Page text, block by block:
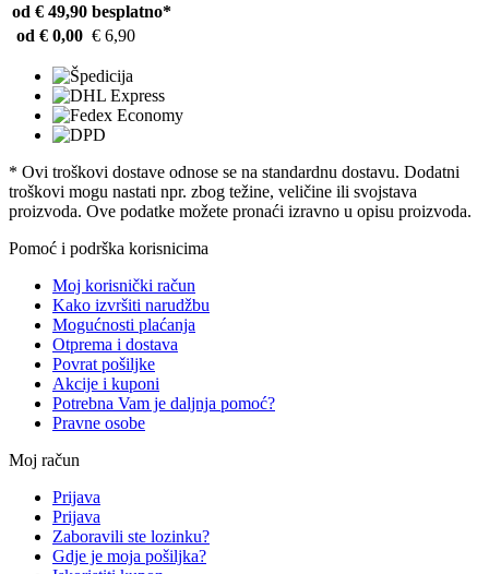
od € 49,90 besplatno*
od € 0,00 € 6,90
* Ovi troškovi dostave odnose se na standardnu ​​dostavu. Dodatni
troškovi mogu nastati npr. zbog težine, veličine ili svojstava
proizvoda. Ove podatke možete pronaći izravno u opisu proizvoda.
Pomoć i podrška korisnicima
Moj korisnički račun
Kako izvršiti narudžbu
Mogućnosti plaćanja
Otprema i dostava
Povrat pošiljke
Akcije i kuponi
Potrebna Vam je daljnja pomoć?
Pravne osobe
Moj račun
Prijava
Prijava
Zaboravili ste lozinku?
Gdje je moja pošiljka?